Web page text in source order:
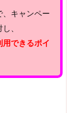
、キャンペー
、
できるポイ